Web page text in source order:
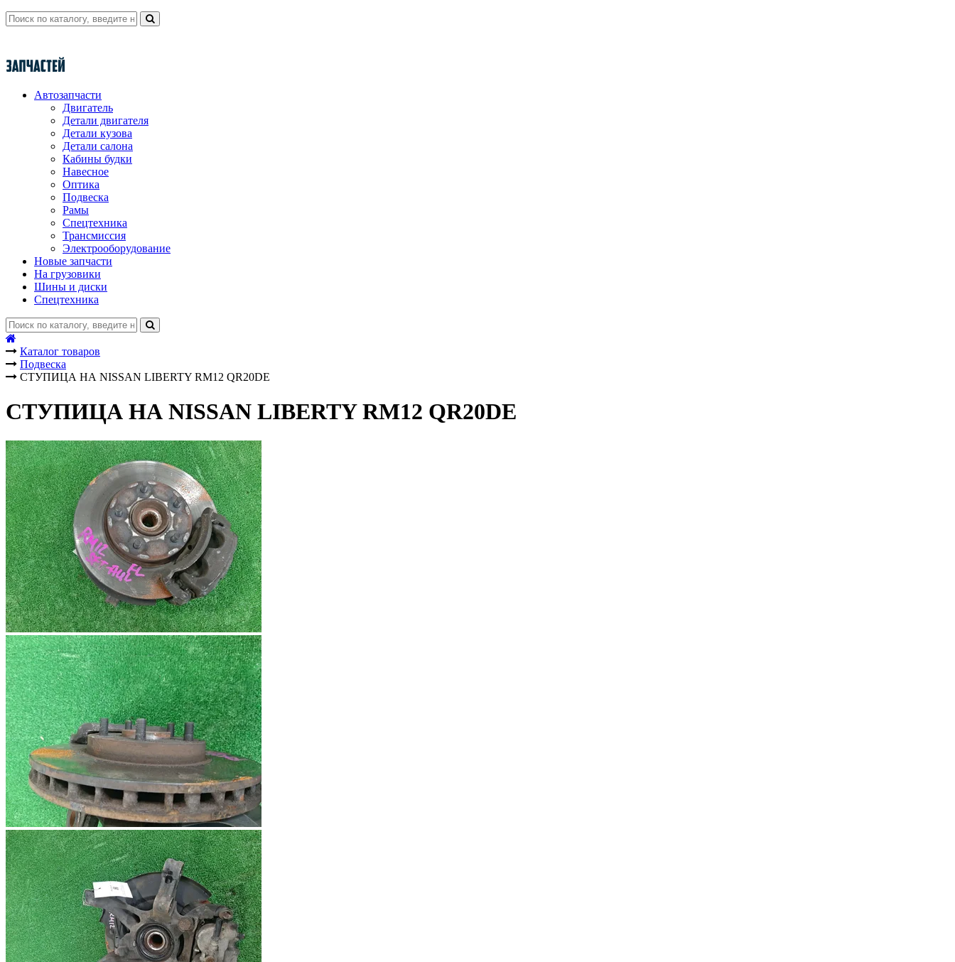
Автозапчасти
Двигатель
Детали двигателя
Детали кузова
Детали салона
Кабины будки
Навесное
Оптика
Подвеска
Рамы
Спецтехника
Трансмиссия
Электрооборудование
Новые запчасти
На грузовики
Шины и диски
Спецтехника
Каталог товаров
Подвеска
СТУПИЦА НА NISSAN LIBERTY RM12 QR20DE
СТУПИЦА НА NISSAN LIBERTY RM12 QR20DE